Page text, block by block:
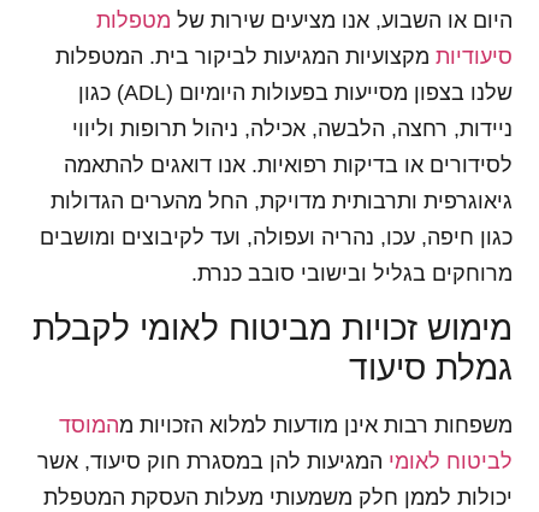
היום או השבוע, אנו מציעים שירות של מטפלות
סיעודיות מקצועיות המגיעות לביקור בית. המטפלות
שלנו בצפון מסייעות בפעולות היומיום (ADL) כגון
ניידות, רחצה, הלבשה, אכילה, ניהול תרופות וליווי
לסידורים או בדיקות רפואיות. אנו דואגים להתאמה
גיאוגרפית ותרבותית מדויקת, החל מהערים הגדולות
כגון חיפה, עכו, נהריה ועפולה, ועד לקיבוצים ומושבים
מרוחקים בגליל ובישובי סובב כנרת.
מימוש זכויות מביטוח לאומי לקבלת
גמלת סיעוד
משפחות רבות אינן מודעות למלוא הזכויות מהמוסד
לביטוח לאומי המגיעות להן במסגרת חוק סיעוד, אשר
יכולות לממן חלק משמעותי מעלות העסקת המטפלת